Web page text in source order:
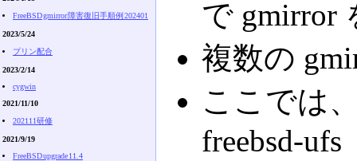
で gmirror
複数の
ここでは
freebsd-ufs
FreeBSD gmirror 障害復旧手順例 202401
2023/5/24
プリン配合
2023/2/14
cygwin
2021/11/10
202111研修
2021/9/19
FreeBSD upgrade 11.4